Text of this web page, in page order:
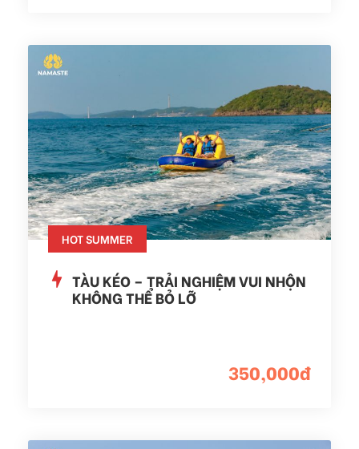
HOT SUMMER
TÀU KÉO – TRẢI NGHIỆM VUI NHỘN
KHÔNG THỂ BỎ LỠ
350,000đ